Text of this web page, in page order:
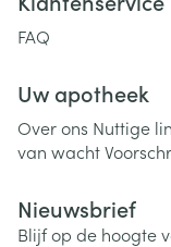
FAQ
Uw apotheek
Over ons Nuttige
van wacht
Nieuwsbrief
Blijf op de hoogte